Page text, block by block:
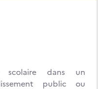
scolaire dans un
public ou